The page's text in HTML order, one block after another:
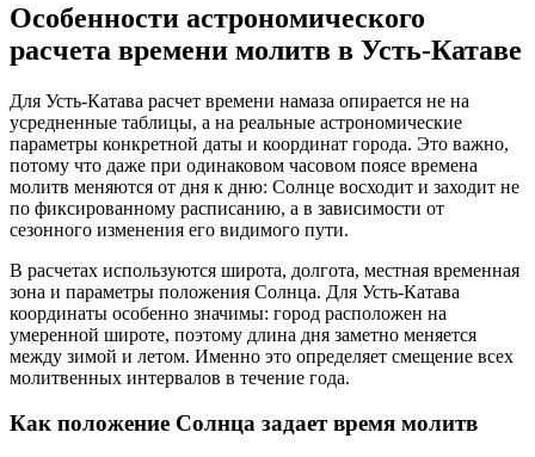
Особенности астрономического
расчета времени молитв в Усть-Катаве
Для Усть-Катава расчет времени намаза опирается не на
усредненные таблицы, а на реальные астрономические
параметры конкретной даты и координат города. Это важно,
потому что даже при одинаковом часовом поясе времена
молитв меняются от дня к дню: Солнце восходит и заходит не
по фиксированному расписанию, а в зависимости от
сезонного изменения его видимого пути.
В расчетах используются широта, долгота, местная временная
зона и параметры положения Солнца. Для Усть-Катава
координаты особенно значимы: город расположен на
умеренной широте, поэтому длина дня заметно меняется
между зимой и летом. Именно это определяет смещение всех
молитвенных интервалов в течение года.
Как положение Солнца задает время молитв